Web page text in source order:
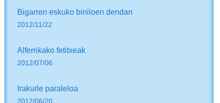
Bigarren eskuko biniloen dendan
2012/11/22
Alferrikako fetitxeak
2012/07/06
Irakurle paraleloa
2012/06/20